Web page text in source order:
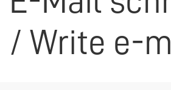
/ Write e-